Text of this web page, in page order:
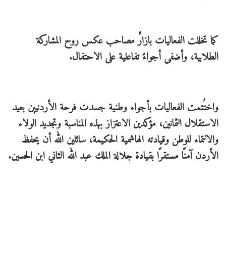
كما تخللت الفعاليات بازارٌ مصاحب عكس روح المشاركة
الطلابية، وأضفى أجواءً تفاعلية على الاحتفال.
واختُتمت الفعاليات بأجواء وطنية جسدت فرحة الأردنيين بعيد
الاستقلال الثمانين، مؤكدين الاعتزاز بهذه المناسبة وتجديد الولاء
والانتماء للوطن وقيادته الهاشمية الحكيمة، سائلين الله أن يحفظ
الأردن آمنًا مستقرًا بقيادة جلالة الملك عبد الله الثاني ابن الحسين.